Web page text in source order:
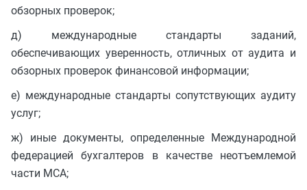
обзорных проверок;
д) международные стандарты заданий,
обеспечивающих уверенность, отличных от аудита и
обзорных проверок финансовой информации;
е) международные стандарты сопутствующих аудиту
услуг;
ж) иные документы, определенные Международной
федерацией бухгалтеров в качестве неотъемлемой
части МСА;